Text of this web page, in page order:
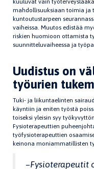
kuuluvat vain
mahdollisuuksiaan toimia ja
kuntoutustarpeen
vaiheissa. Muutos edistää
riskien huomioon ottamista
suunnitteluvaiheessa ja
Uudistus on
työurien
Tuki- ja liikuntaelinten
käyntiin ja eniten työstä
toiseksi yleisin syy
Fysioterapeuttien
työfysioterapeuttien
keinona moniammatillisten
–Fysioterapeutit